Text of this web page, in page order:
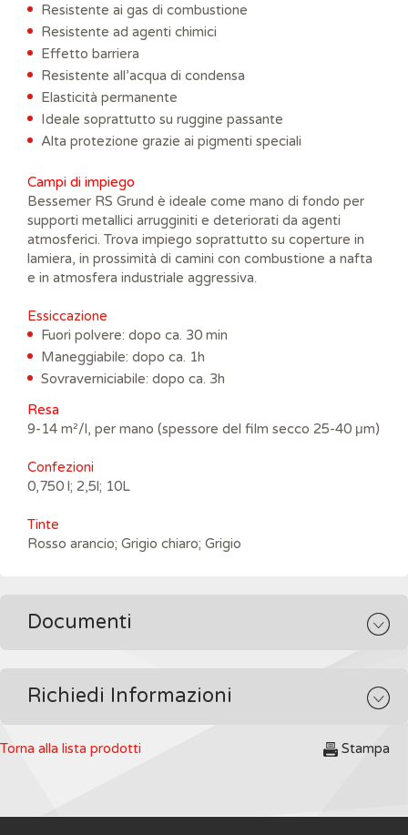
Resistente ai gas di combustione
Resistente ad agenti chimici
Effetto barriera
Resistente all’acqua di condensa
Elasticità permanente
Ideale soprattutto su ruggine passante
Alta protezione grazie ai pigmenti speciali
Campi di impiego
Bessemer RS Grund è ideale come mano di fondo per
supporti metallici arrugginiti e deteriorati da agenti
atmosferici. Trova impiego soprattutto su coperture in
lamiera, in prossimità di camini con combustione a nafta
e in atmosfera industriale aggressiva.
Essiccazione
Fuori polvere: dopo ca. 30 min
Maneggiabile: dopo ca. 1h
Sovraverniciabile: dopo ca. 3h
Resa
9-14 m²/l, per mano (spessore del film secco 25-40 μm)
Confezioni
0,750 l; 2,5l; 10L
Tinte
Rosso arancio; Grigio chiaro; Grigio
Documenti
Richiedi Informazioni
Torna alla lista prodotti Stampa